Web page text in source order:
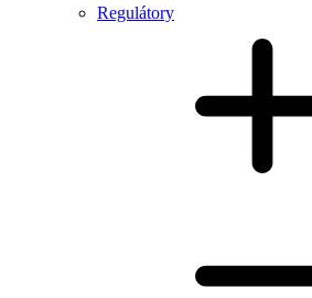
Regulátory